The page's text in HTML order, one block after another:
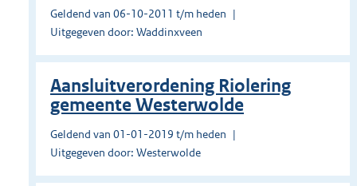
Geldend van 06-10-2011 t/m heden
Uitgegeven door: Waddinxveen
Aansluitverordening Riolering
gemeente Westerwolde
Geldend van 01-01-2019 t/m heden
Uitgegeven door: Westerwolde